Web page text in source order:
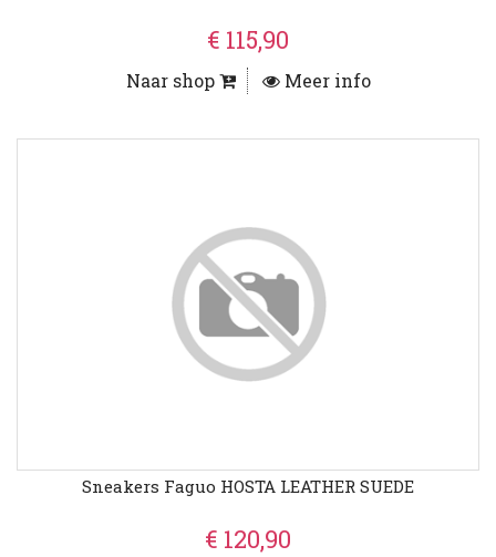
€ 115,90
Naar shop Meer info
Sneakers Faguo HOSTA LEATHER SUEDE
€ 120,90